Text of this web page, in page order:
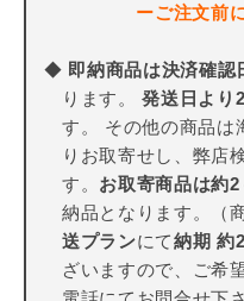
ーご注文前
◆ 即納商品は決済確認
ります。発送日より
す。 その他の商品は
りお取寄せし、弊店
す。 お取寄商品は約
納品となります。（
送プランにて納期 約
ざいますので、ご希